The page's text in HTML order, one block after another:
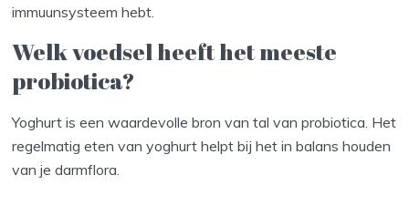
immuunsysteem hebt.
Welk voedsel heeft het meeste
probiotica?
Yoghurt is een waardevolle bron van tal van probiotica. Het
regelmatig eten van yoghurt helpt bij het in balans houden
van je darmflora.